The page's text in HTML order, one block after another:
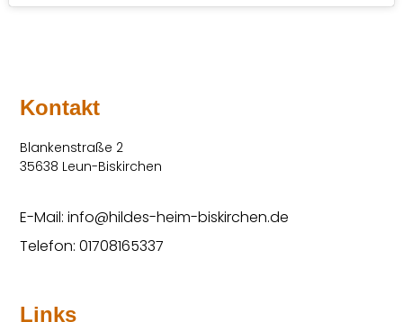
Links
Kontakt
Blankenstraße 2
35638 Leun-Biskirchen
E-Mail: info@hildes-heim-biskirchen.de
Telefon: 01708165337